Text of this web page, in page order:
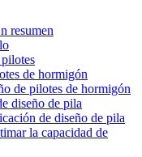
resumen
de hormigón
de pilotes de hormigón
diseño de pila
de diseño de pila
la capacidad de